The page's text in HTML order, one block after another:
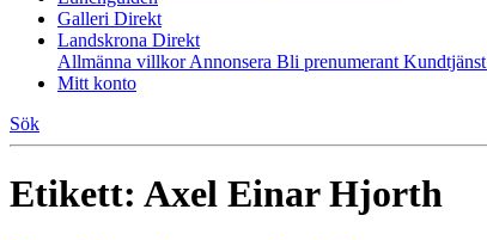
Galleri Direkt
Landskrona Direkt
Allmänna villkorAnnonsera Bli prenumerant Kundtjänst
Mitt konto
Sök
Etikett: Axel Einar Hjorth